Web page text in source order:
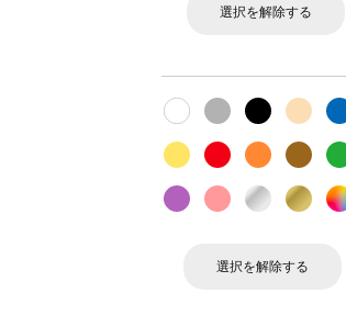
選択を解除する
選択を解除する